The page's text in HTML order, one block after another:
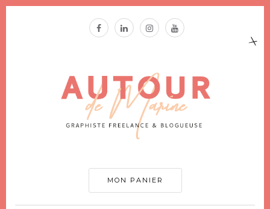
MON PANIER